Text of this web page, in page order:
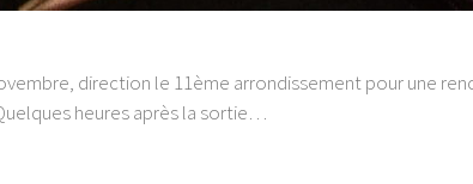
direction le 11ème arrondissement pour une
heures après la sortie…